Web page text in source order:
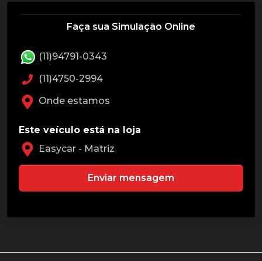
Faça sua Simulação Online
(11)94791-0343
(11)4750-2994
Onde estamos
Este veículo está na loja
Easycar - Matriz
Enviar mensagem